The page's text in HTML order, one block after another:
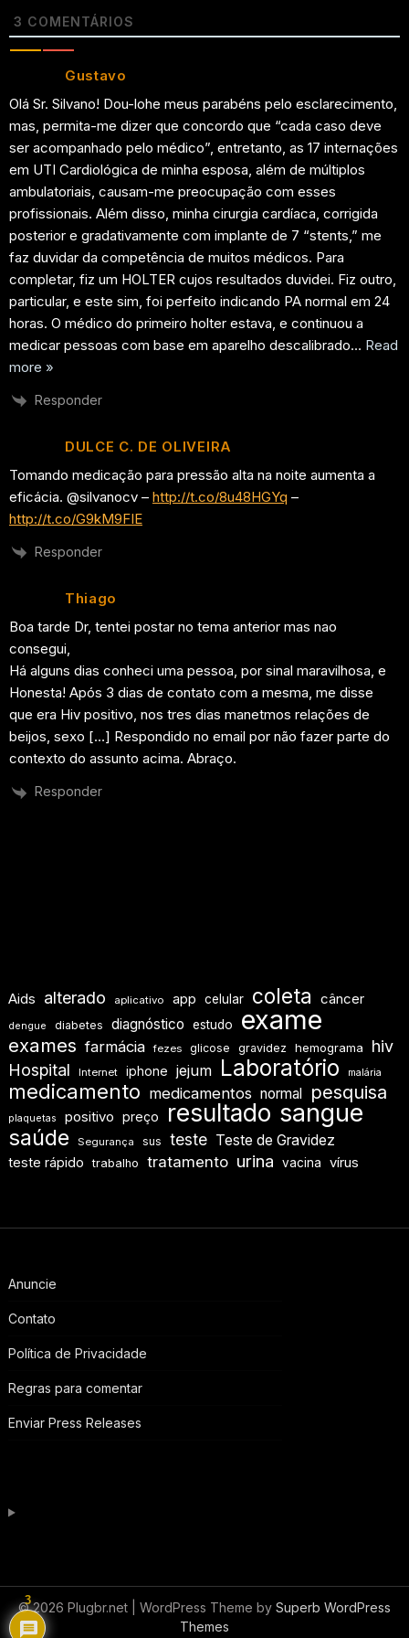
3 COMENTÁRIOS
Gustavo
Olá Sr. Silvano! Dou-lohe meus parabéns pelo esclarecimento,
mas, permita-me dizer que concordo que “cada caso deve
ser acompanhado pelo médico”, entretanto, as 17 internações
em UTI Cardiológica de minha esposa, além de múltiplos
ambulatoriais, causam-me preocupação com esses
profissionais. Além disso, minha cirurgia cardíaca, corrigida
posterior e gradativamente com implante de 7 “stents,” me
faz duvidar da competência de muitos médicos. Para
completar, fiz um HOLTER cujos resultados duvidei. Fiz outro,
particular, e este sim, foi perfeito indicando PA normal em 24
horas. O médico do primeiro holter estava, e continuou a
medicar pessoas com base em aparelho descalibrado… Read
more »
Responder
DULCE C. DE OLIVEIRA
Tomando medicação para pressão alta na noite aumenta a
eficácia. @silvanocv – http://t.co/8u48HGYq –
http://t.co/G9kM9FIE
Responder
Thiago
Boa tarde Dr, tentei postar no tema anterior mas nao
consegui,
Há alguns dias conheci uma pessoa, por sinal maravilhosa, e
Honesta! Após 3 dias de contato com a mesma, me disse
que era Hiv positivo, nos tres dias manetmos relações de
beijos, sexo […] Respondido no email por não fazer parte do
contexto do assunto acima. Abraço.
Responder
Aids alterado aplicativo app celular coleta câncer
dengue diabetes diagnóstico estudo exame
exames farmácia fezes glicose gravidez hemograma
hiv
Hospital
Internet iphone jejum Laboratório malária
medicamento medicamentos normal pesquisa
plaquetas positivo preço resultado sangue
saúde Segurança sus teste Teste de Gravidez
teste rápido trabalho tratamento urina vacina vírus
Anuncie
Contato
Política de Privacidade
Regras para comentar
Enviar Press Releases
© 2026 Plugbr.net | WordPress Theme by Superb WordPress
Themes
3